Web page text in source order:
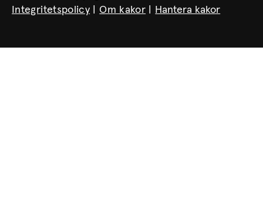
Integritetspolicy
Om kakor Hantera kakor